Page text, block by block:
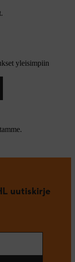
yleisimpiin
uutiskirje